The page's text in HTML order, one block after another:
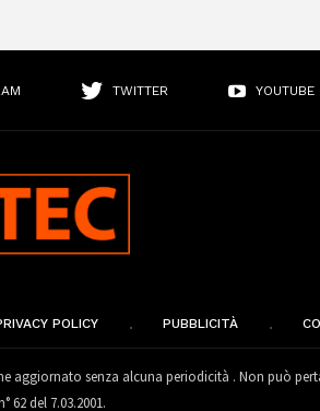
TWITTER YOUTUBE
POLICY PUBBLICITÀ
aggiornato senza alcuna periodicità . Non può
62 del 7.03.2001.